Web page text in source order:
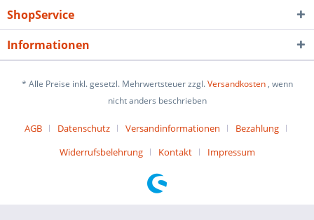
ShopService
Informationen
* Alle Preise inkl. gesetzl. Mehrwertsteuer zzgl.Versandkosten, wenn
nicht anders beschrieben
AGB Datenschutz Versandinformationen
Bezahlung
Widerrufsbelehrung
Kontakt Impressum